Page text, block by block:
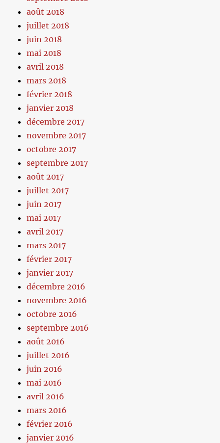
août 2018
juillet 2018
juin 2018
mai 2018
avril 2018
mars 2018
février 2018
janvier 2018
décembre 2017
novembre 2017
octobre 2017
septembre 2017
août 2017
juillet 2017
juin 2017
mai 2017
avril 2017
mars 2017
février 2017
janvier 2017
décembre 2016
novembre 2016
octobre 2016
septembre 2016
août 2016
juillet 2016
juin 2016
mai 2016
avril 2016
mars 2016
février 2016
janvier 2016